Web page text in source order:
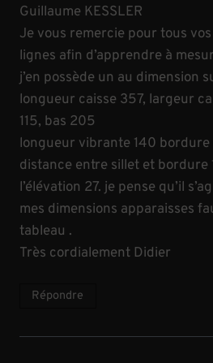
Guillaume KESSLER
Je vous remercie pour tous
lignes afin d’apprendre à
j’en possède un au dimension
longueur caisse 357, largeur
115, bas 205
longueur vibrante 140 bordure
distance entre sillet et bordure
l’élévation 27. je pense qu’il
mes dimensions apparaisses
tableau .
Très cordialement Didier
Répondre